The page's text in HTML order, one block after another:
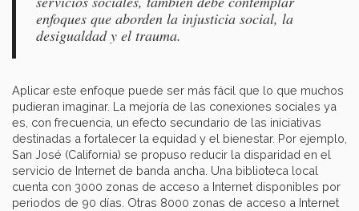
enfoques que aborden la injusticia social, la
desigualdad y el trauma.
Aplicar este enfoque puede ser más fácil que lo que muchos
pudieran imaginar. La mejoría de las conexiones sociales ya
es, con frecuencia, un efecto secundario de las iniciativas
destinadas a fortalecer la equidad y el bienestar. Por ejemplo,
San José (California) se propuso reducir la disparidad en el
servicio de Internet de banda ancha. Una biblioteca local
cuenta con 3000 zonas de acceso a Internet disponibles por
periodos de 90 días. Otras 8000 zonas de acceso a Internet